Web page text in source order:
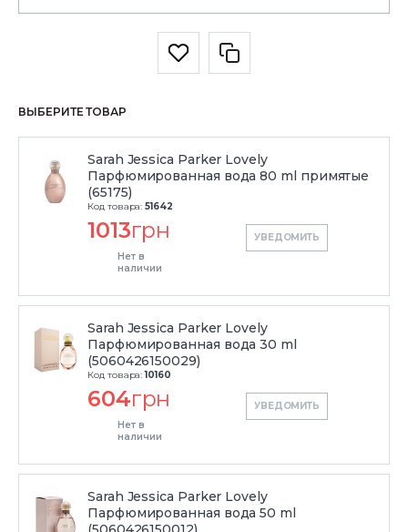
ВЫБЕРИТЕ ТОВАР
Sarah Jessica Parker Lovely
Парфюмированная вода 80 ml примятые
(65175)
Код товара: 51642
1013грн
Нет в
наличии
УВЕДОМИТЬ
Sarah Jessica Parker Lovely
Парфюмированная вода 30 ml
(5060426150029)
Код товара:10160
604грн
Нет в
наличии
УВЕДОМИТЬ
Sarah Jessica Parker Lovely
Парфюмированная вода 50 ml